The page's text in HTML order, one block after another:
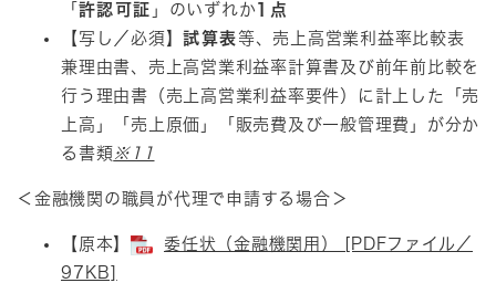
「 許認可証 」のいずれか 1点
【写し／必須】試算表 等、売上高営業利益率比較表
兼理由書、売上高営業利益率計算書及び前年前比較を
行う理由書（売上高営業利益率要件）に計上した「売
上高」「売上原価」「販売費及び一般管理費」が分か
る書類​ ※11
＜金融機関の職員が代理で申請する場合＞
【原本】​
委任状（金融機関用） [PDFファイル／
97KB]